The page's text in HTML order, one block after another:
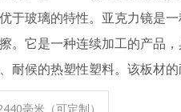
于玻璃的特性。亚克力镜是
。它是一种连续加工的产品
耐候的热塑性塑料。该板材
毫米（可定制）